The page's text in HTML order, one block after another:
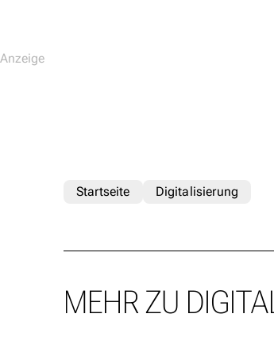
Startseite Digitalisierung
MEHR ZU